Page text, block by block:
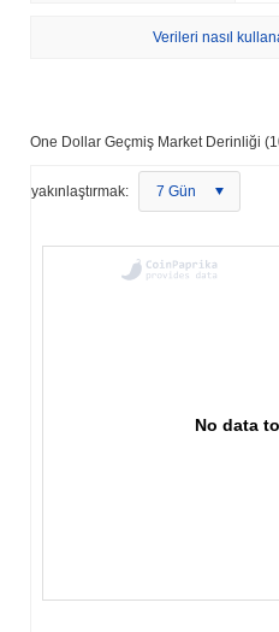
Verileri nasıl
One Dollar Geçmiş Market Derinliği
yakınlaştırmak: 7 Gün
No data